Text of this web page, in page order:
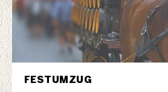
FESTUMZUG